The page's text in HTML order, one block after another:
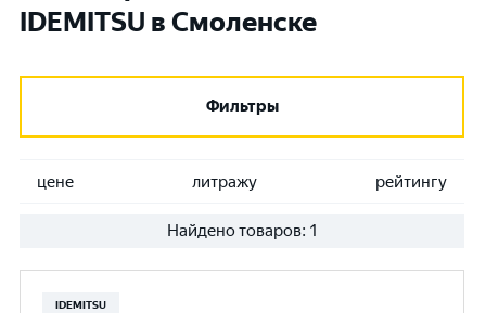
IDEMITSU в Смоленске
Фильтры
цене литражу рейтингу
Найдено товаров: 1
IDEMITSU